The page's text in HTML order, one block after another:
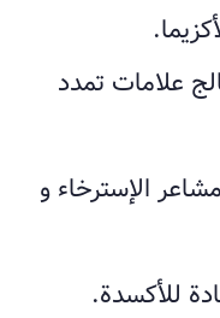
علامات تمدد
الإسترخاء و